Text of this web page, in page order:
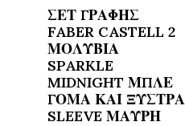
ΣΕΤ ΓΡΑΦΗΣ
FABER CASTELL 2
ΜΟΛΥΒΙΑ
SPARKLE
MIDNIGHT ΜΠΛΕ
ΓΟΜΑ ΚΑΙ ΞΥΣΤΡΑ
SLEEVE ΜΑΥΡΗ